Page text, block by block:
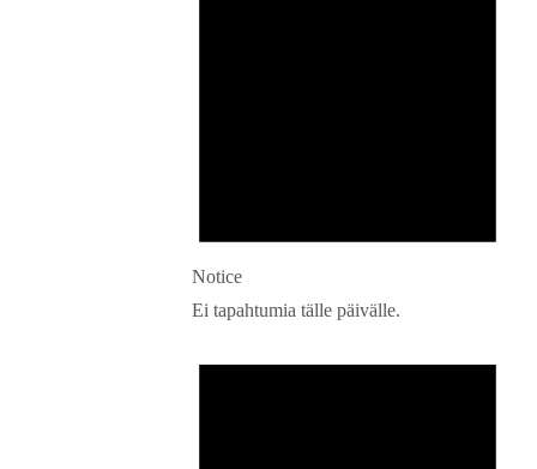
Notice
Ei tapahtumia tälle päivälle.